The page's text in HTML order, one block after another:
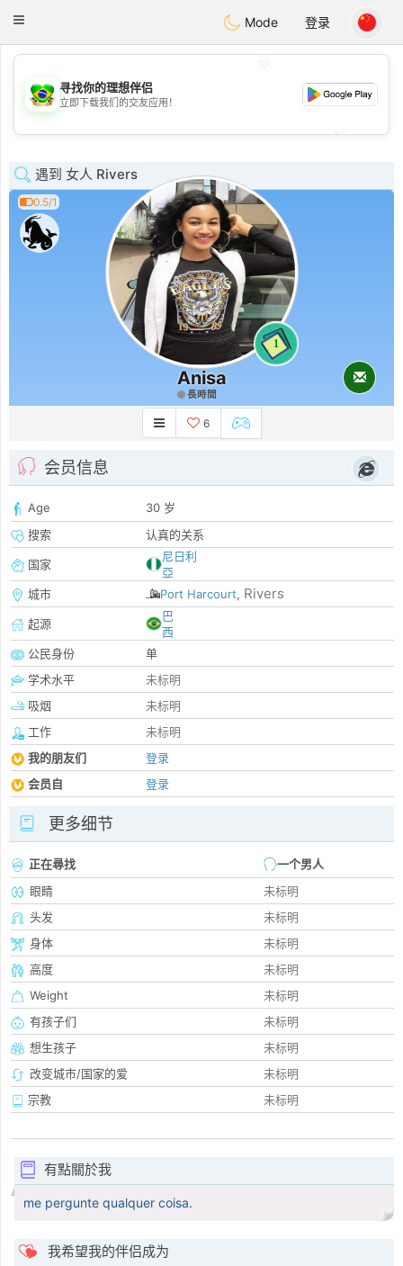
Conversar
Toggle
Mode 登录
💖
寻找你的理想伴侣
立即下载我们的交友应用！
遇到 女人 Rivers
0.5/1
1
Anisa
長時間
6
会员信息
Age
30 岁
搜索
认真的关系
国家
尼日利
亞
城市
Port Harcourt, Rivers
起源
巴
西
公民身份
单
学术水平
未标明
吸烟
未标明
工作
未标明
我的朋友们
登录
会员自
登录
更多细节
正在尋找
一个男人
眼睛
未标明
头发
未标明
身体
未标明
高度
未标明
Weight
未标明
有孩子们
未标明
想生孩子
未标明
改变城市/国家的爱
未标明
宗教
未标明
有點關於我
me pergunte qualquer coisa.
我希望我的伴侣成为